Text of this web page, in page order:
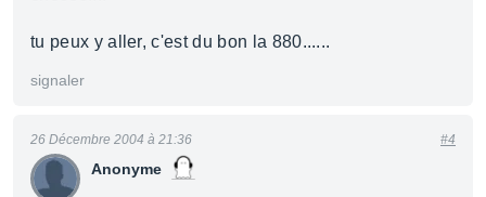
tu peux y aller, c'est du bon la 880......
signaler
Anonyme
26 Décembre 2004 à 21:36 #4